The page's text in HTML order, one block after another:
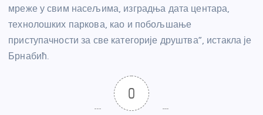
мреже у свим насељима, изградња дата центара,
технолошких паркова, као и побољшање
приступачности за све категорије друштва”, истакла је
Брнабић.
0